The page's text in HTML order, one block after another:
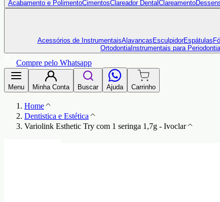
Acabamento e PolimentoCimentosClareador DentalClareamento
Acessórios de InstrumentaisAlavancas EsculpidorEspátulas
OrtodontiaInstrumentais para Periodontia
Compre pelo Whatsapp
Menu Minha Conta Buscar Ajuda Carrinho
Home
Dentistica e Estética
Variolink Esthetic Try com 1 seringa 1,7g - Ivoclar